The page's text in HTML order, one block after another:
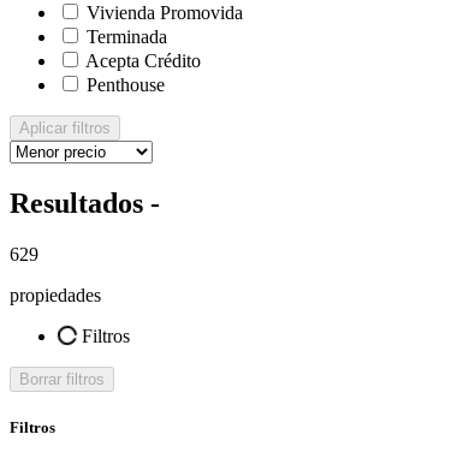
Vivienda Promovida
Terminada
Acepta Crédito
Penthouse
Aplicar filtros
Resultados -
629
propiedades
Filtros
Borrar filtros
Filtros